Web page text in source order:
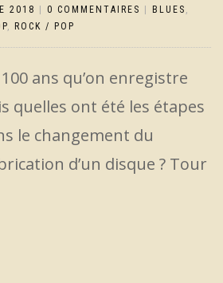
2018 0 COMMENTAIRES BLUES ,
, ROCK / POP
ans qu’on enregistre
quelles ont été les étapes
le changement du
d’un disque ? Tour